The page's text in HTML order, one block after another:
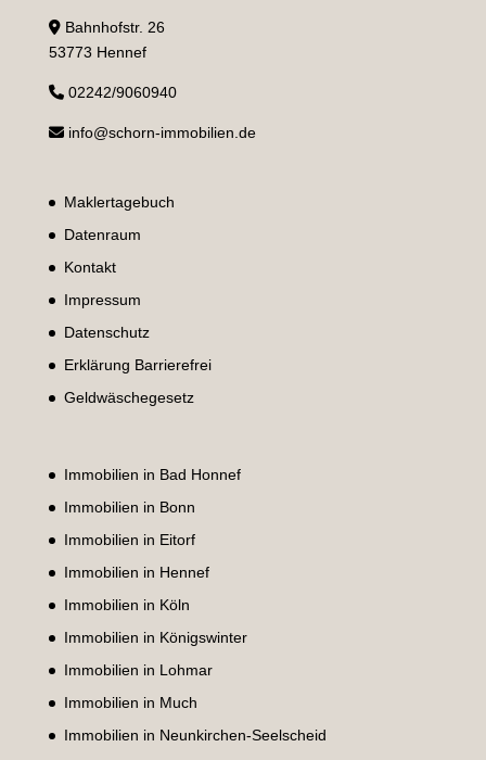
Bahnhofstr. 26
53773 Hennef
02242/9060940
info@schorn-immobilien.de
Maklertagebuch
Datenraum
Kontakt
Impressum
Datenschutz
Erklärung Barrierefrei
Geldwäschegesetz
Immobilien in Bad Honnef
Immobilien in Bonn
Immobilien in Eitorf
Immobilien in Hennef
Immobilien in Köln
Immobilien in Königswinter
Immobilien in Lohmar
Immobilien in Much
Immobilien in Neunkirchen-Seelscheid